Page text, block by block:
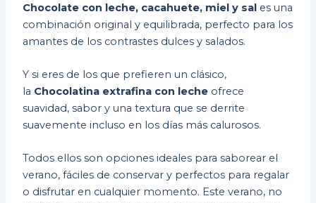
Chocolate con leche, cacahuete, miel y sal es una
combinación original y equilibrada, perfecto para los
amantes de los contrastes dulces y salados.
Y si eres de los que prefieren un clásico,
la Chocolatina extrafina con leche ofrece
suavidad, sabor y una textura que se derrite
suavemente incluso en los días más calurosos.
Todos ellos son opciones ideales para saborear el
verano, fáciles de conservar y perfectos para regalar
o disfrutar en cualquier momento. Este verano, no